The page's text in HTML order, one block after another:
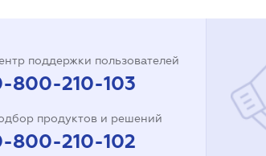
поддержки пользователей
800-210-103
продуктов и решений
800-210-102